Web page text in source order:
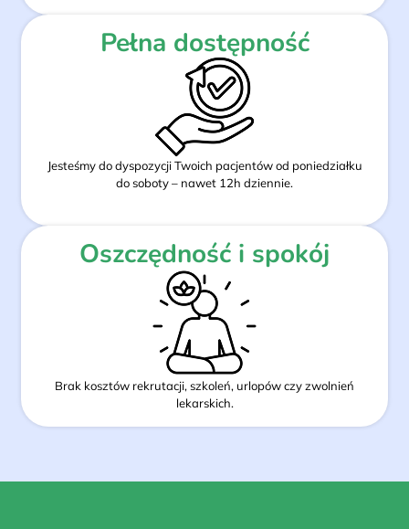
Pełna dostępność
Jesteśmy do dyspozycji Twoich pacjentów od poniedziałku
do soboty – nawet 12h dziennie.
Oszczędność i spokój
Brak kosztów rekrutacji, szkoleń, urlopów czy zwolnień
lekarskich.